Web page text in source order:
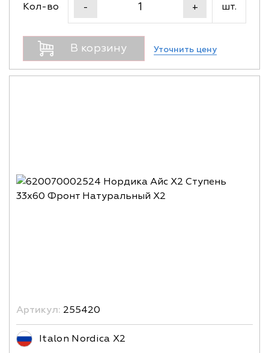
Кол-во - + шт.
В корзину Уточнить цену
Артикул: 255420
Italon Nordica X2